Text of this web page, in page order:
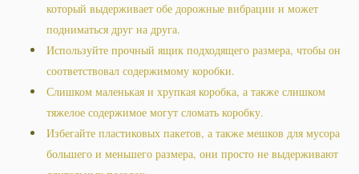
который выдерживает обе дорожные вибрации и может
подниматься друг на друга.
Используйте прочный ящик подходящего размера, чтобы он
соответствовал содержимому коробки.
Слишком маленькая и хрупкая коробка, а также слишком
тяжелое содержимое могут сломать коробку.
Избегайте пластиковых пакетов, а также мешков для мусора
большего и меньшего размера, они просто не выдерживают